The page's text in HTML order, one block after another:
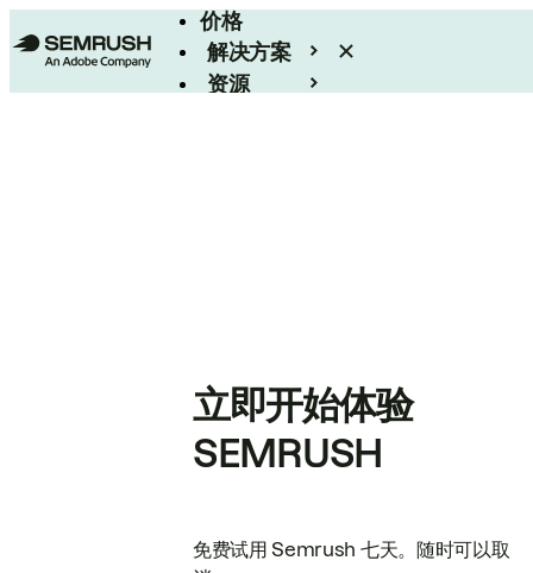
价格
解决方案
资源
立即开始体验
SEMRUSH
免费试用 Semrush 七天。随时可以取